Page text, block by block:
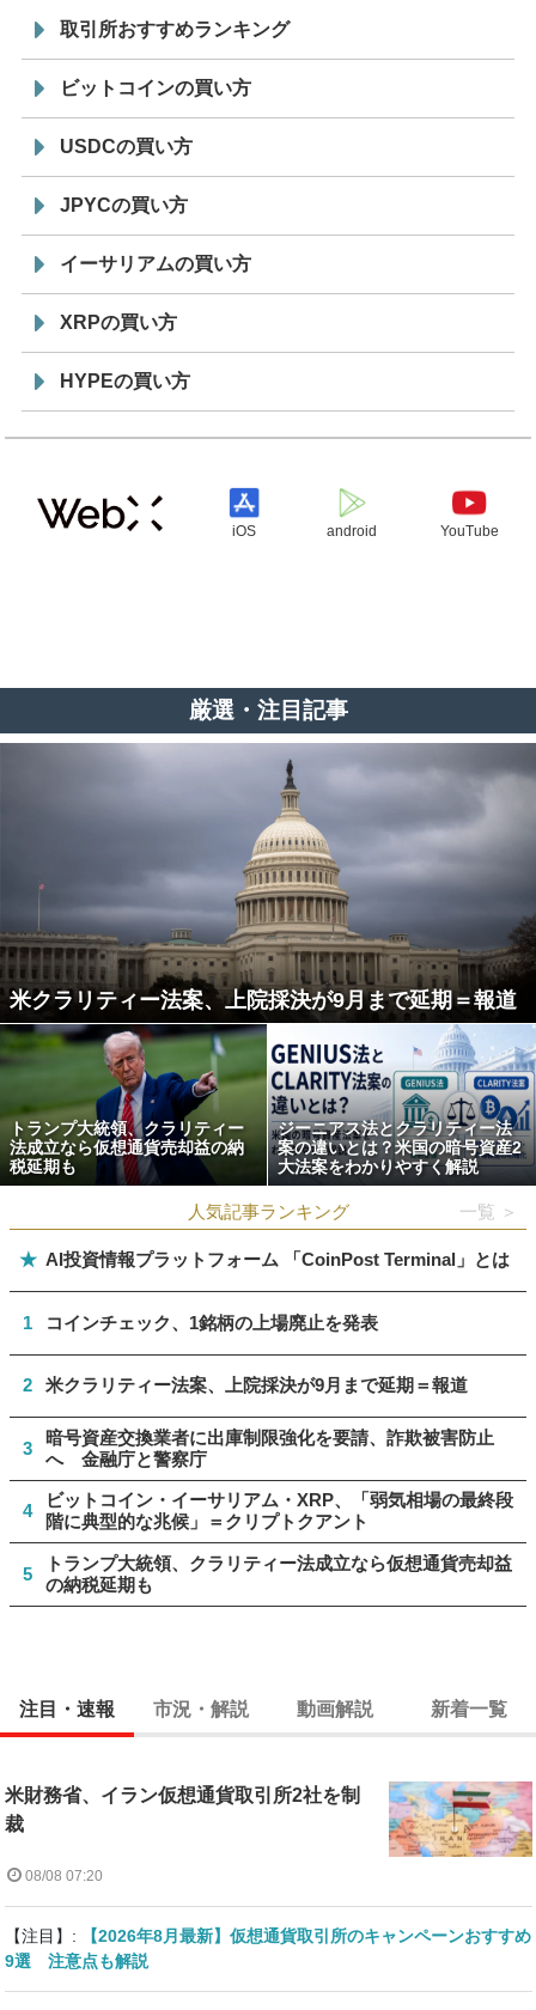
取引所おすすめランキング
ビットコインの買い方
USDCの買い方
JPYCの買い方
イーサリアムの買い方
XRPの買い方
HYPEの買い方
iOS android YouTube
厳選・注目記事
米クラリティー法案、上院採決が9月まで延期＝報道
トランプ大統領、クラリティー
法成立なら仮想通貨売却益の納
税延期も
ジーニアス法とクラリティー法
案の違いとは？米国の暗号資産2
大法案をわかりやすく解説
人気記事ランキング 一覧 ＞
★ AI投資情報プラットフォーム 「CoinPost Terminal」とは
1 コインチェック、1銘柄の上場廃止を発表
2 米クラリティー法案、上院採決が9月まで延期＝報道
3
暗号資産交換業者に出庫制限強化を要請、詐欺被害防止
へ 金融庁と警察庁
4
ビットコイン・イーサリアム・XRP、「弱気相場の最終段
階に典型的な兆候」＝クリプトクアント
5
トランプ大統領、クラリティー法成立なら仮想通貨売却益
の納税延期も
注目・速報 市況・解説 動画解説 新着一覧
米財務省、イラン仮想通貨取引所2社を制
裁
08/08 07:20
【注目】:
【2026年8月最新】仮想通貨取引所のキャンペーンおすすめ
9選 注意点も解説